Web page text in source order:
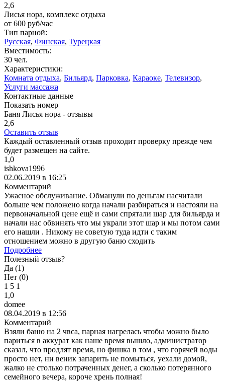
2,6
Лисья нора, комплекс отдыха
от 600 руб/час
Тип парной:
Русская, Финская, Турецкая
Вместимость:
30 чел.
Характеристики:
Комната отдыха, Бильярд, Парковка, Караоке, Телевизор,
Услуги массажа
Контактные данные
Показать номер
Баня Лисья нора - отзывы
2,6
Оставить отзыв
Каждый оставленный отзыв проходит проверку прежде чем
будет размещен на сайте.
1,0
ishkova1996
02.06.2019 в 16:25
Комментарий
Ужасное обслуживание. Обманули по деньгам насчитали
больше чем положено когда начали разбираться и настояли на
первоначальной цене ещё и сами спрятали шар для бильярда и
начали нас обвинять что мы украли этот шар и мы потом сами
его нашли . Никому не советую туда идти с таким
отношением можно в другую баню сходить
Подробнее
Полезный отзыв?
Да (1)
Нет (0)
1 5 1
1,0
domee
08.04.2019 в 12:56
Комментарий
Взяли баню на 2 чвса, парная нагрелась чтобы можно было
париться в аккурат как наше время вышло, администратор
сказал, что продлят время, но фишка в том , что горячей воды
просто нет, ни веник запарить не помыться, уехали домой,
жалко не столько потраченных денег, а сколько потерянного
семейного вечера, короче хрень полная!